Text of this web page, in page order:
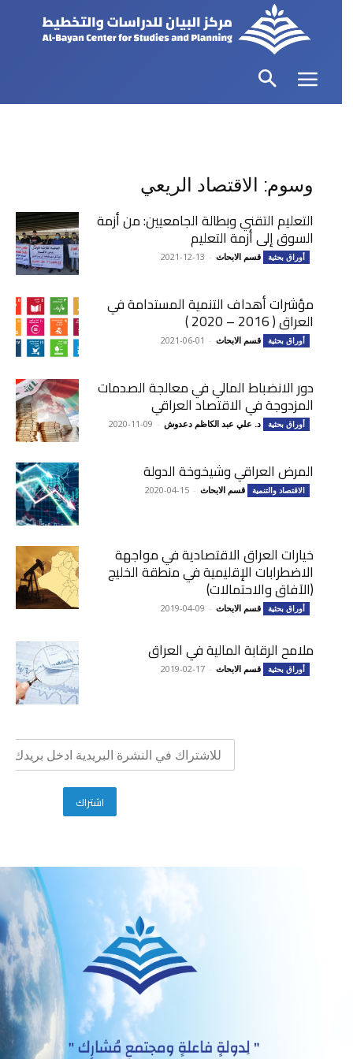
وسوم: الاقتصاد الريعي
التعليم التقني وبطالة الجامعيين: من أزمة
السوق إلى أزمة التعليم
أوراق بحثية قسم الابحاث -
2021-12-13
مؤشرات أهداف التنمية المستدامة في
العراق ( 2016 – 2020 )
أوراق بحثية قسم الابحاث -
2021-06-01
دور الانضباط المالي في معالجة الصدمات
المزدوجة في الاقتصاد العراقي
أوراق بحثية د. علي عبد الكاظم دعدوش -
2020-11-09
المرض العراقي وشيخوخة الدولة
الاقتصاد والتنمية قسم الابحاث -
2020-04-15
خيارات العراق الاقتصادية في مواجهة
الاضطرابات الإقليمية في منطقة الخليج
(الآفاق والاحتمالات)
أوراق بحثية قسم الابحاث -
2019-04-09
ملامح الرقابة المالية في العراق
أوراق بحثية قسم الابحاث -
2019-02-17